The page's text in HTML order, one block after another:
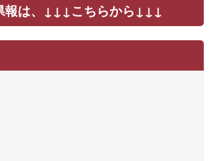
報は、↓↓↓こちらから↓↓↓